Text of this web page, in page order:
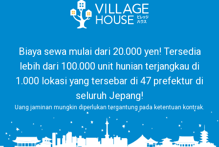
Biaya sewa mulai dari 20.000 yen! Tersedia
lebih dari 100.000 unit hunian terjangkau di
1.000 lokasi yang tersebar di 47 prefektur di
seluruh Jepang!
Uang jaminan mungkin diperlukan tergantung pada ketentuan kontrak.